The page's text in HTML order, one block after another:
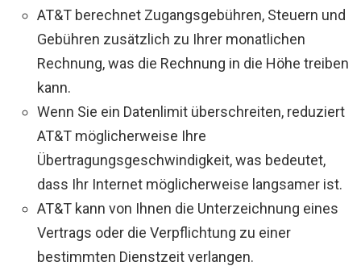
AT&T berechnet Zugangsgebühren, Steuern und
Gebühren zusätzlich zu Ihrer monatlichen
Rechnung, was die Rechnung in die Höhe treiben
kann.
Wenn Sie ein Datenlimit überschreiten, reduziert
AT&T möglicherweise Ihre
Übertragungsgeschwindigkeit, was bedeutet,
dass Ihr Internet möglicherweise langsamer ist.
AT&T kann von Ihnen die Unterzeichnung eines
Vertrags oder die Verpflichtung zu einer
bestimmten Dienstzeit verlangen.